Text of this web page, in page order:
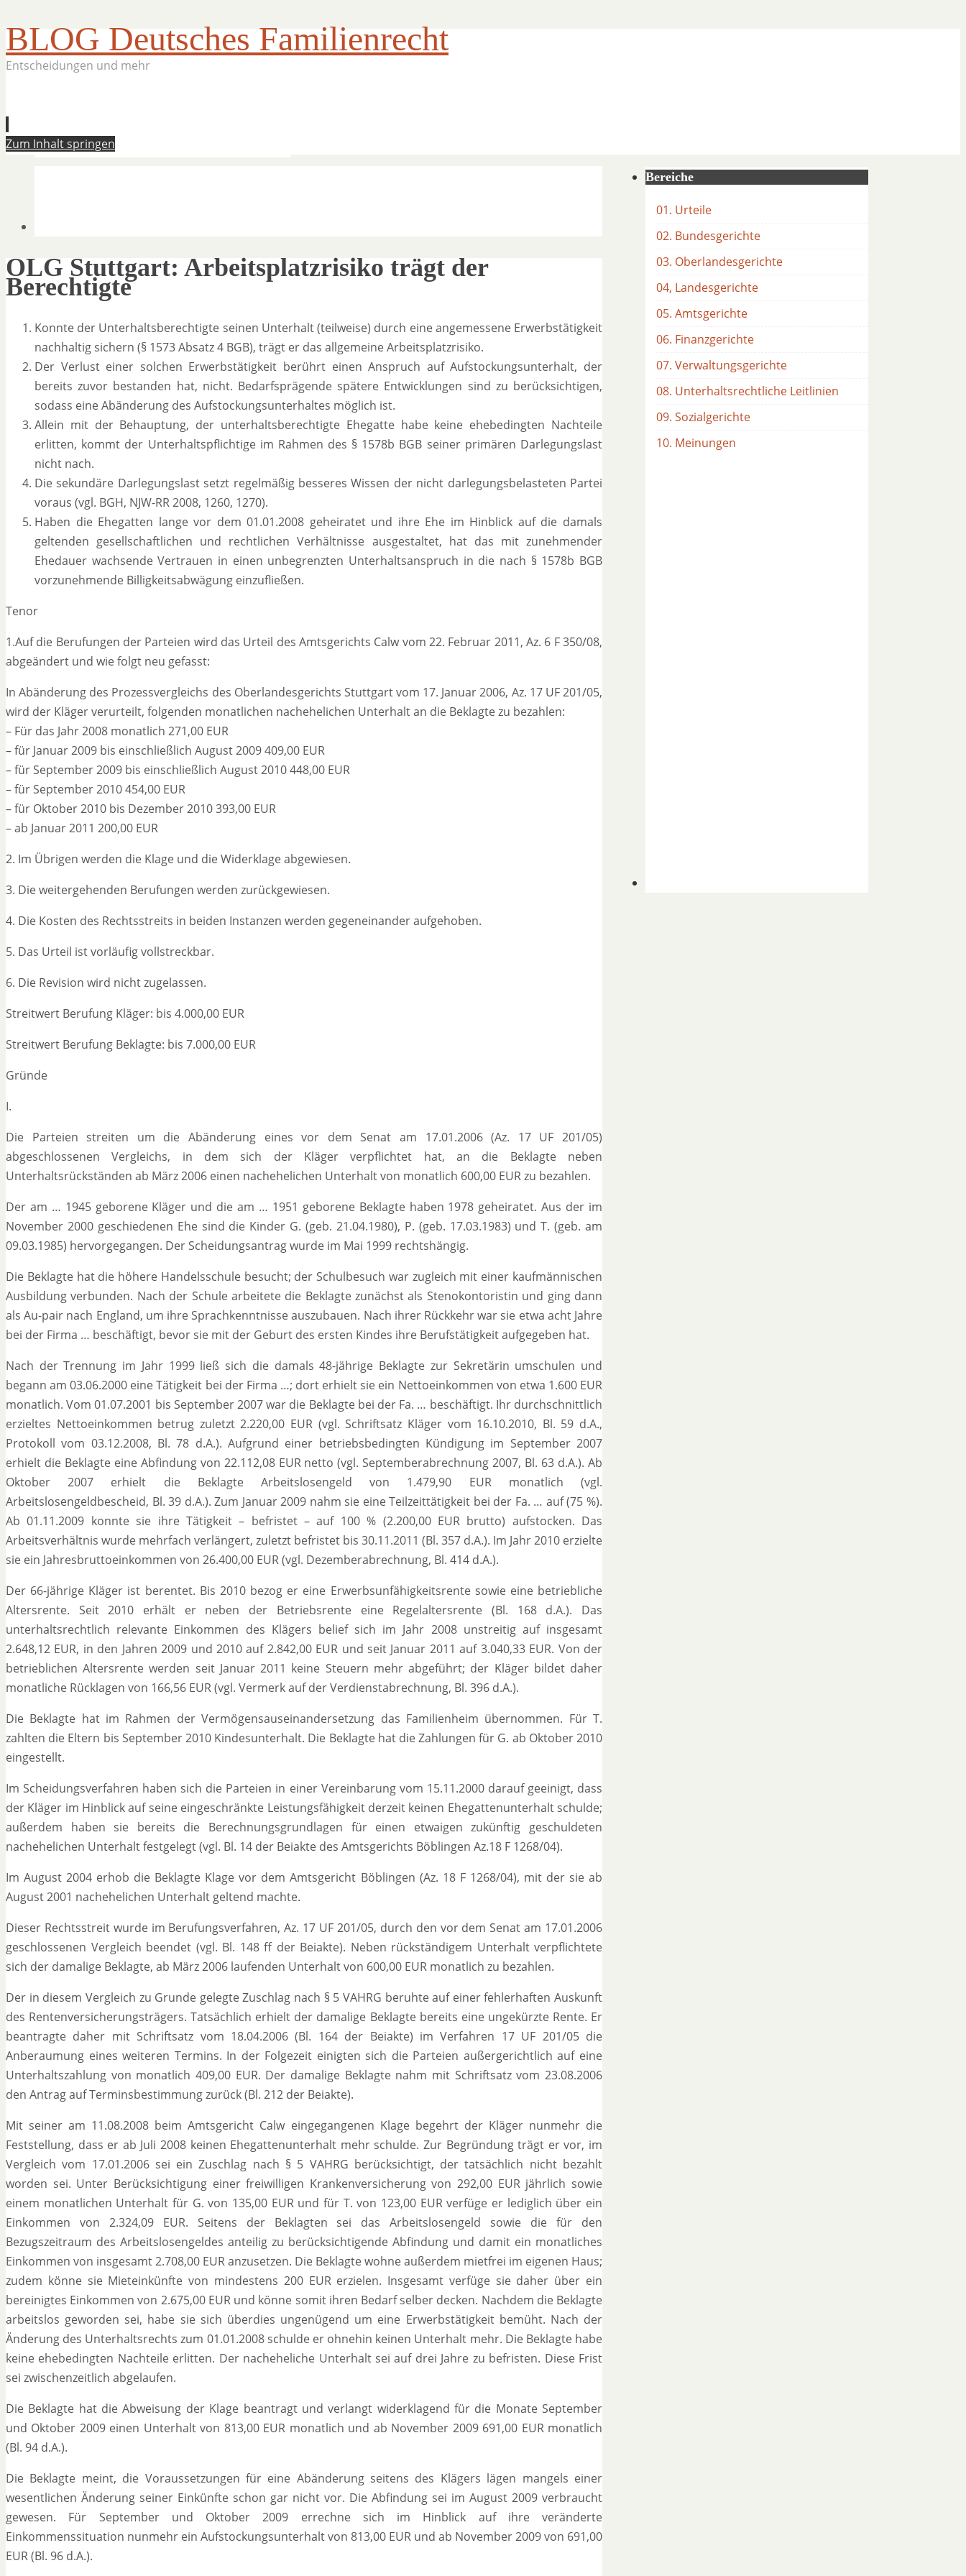
BLOG Deutsches Familienrecht
Entscheidungen und mehr
Zum Inhalt springen
OLG Stuttgart: Arbeitsplatzrisiko trägt der
Berechtigte
Konnte der Unterhaltsberechtigte seinen Unterhalt (teilweise) durch eine angemessene Erwerbstätigkeit
nachhaltig sichern (§ 1573 Absatz 4 BGB), trägt er das allgemeine Arbeitsplatzrisiko.
Der Verlust einer solchen Erwerbstätigkeit berührt einen Anspruch auf Aufstockungsunterhalt, der
bereits zuvor bestanden hat, nicht. Bedarfsprägende spätere Entwicklungen sind zu berücksichtigen,
sodass eine Abänderung des Aufstockungsunterhaltes möglich ist.
Allein mit der Behauptung, der unterhaltsberechtigte Ehegatte habe keine ehebedingten Nachteile
erlitten, kommt der Unterhaltspflichtige im Rahmen des § 1578b BGB seiner primären Darlegungslast
nicht nach.
Die sekundäre Darlegungslast setzt regelmäßig besseres Wissen der nicht darlegungsbelasteten Partei
voraus (vgl. BGH, NJW-RR 2008, 1260, 1270).
Haben die Ehegatten lange vor dem 01.01.2008 geheiratet und ihre Ehe im Hinblick auf die damals
geltenden gesellschaftlichen und rechtlichen Verhältnisse ausgestaltet, hat das mit zunehmender
Ehedauer wachsende Vertrauen in einen unbegrenzten Unterhaltsanspruch in die nach § 1578b BGB
vorzunehmende Billigkeitsabwägung einzufließen.
Tenor
1.Auf die Berufungen der Parteien wird das Urteil des Amtsgerichts Calw vom 22. Februar 2011, Az. 6 F 350/08,
abgeändert und wie folgt neu gefasst:
In Abänderung des Prozessvergleichs des Oberlandesgerichts Stuttgart vom 17. Januar 2006, Az. 17 UF 201/05,
wird der Kläger verurteilt, folgenden monatlichen nachehelichen Unterhalt an die Beklagte zu bezahlen:
– Für das Jahr 2008 monatlich 271,00 EUR
– für Januar 2009 bis einschließlich August 2009 409,00 EUR
– für September 2009 bis einschließlich August 2010 448,00 EUR
– für September 2010 454,00 EUR
– für Oktober 2010 bis Dezember 2010 393,00 EUR
– ab Januar 2011 200,00 EUR
2. Im Übrigen werden die Klage und die Widerklage abgewiesen.
3. Die weitergehenden Berufungen werden zurückgewiesen.
4. Die Kosten des Rechtsstreits in beiden Instanzen werden gegeneinander aufgehoben.
5. Das Urteil ist vorläufig vollstreckbar.
6. Die Revision wird nicht zugelassen.
Streitwert Berufung Kläger: bis 4.000,00 EUR
Streitwert Berufung Beklagte: bis 7.000,00 EUR
Gründe
I.
Die Parteien streiten um die Abänderung eines vor dem Senat am 17.01.2006 (Az. 17 UF 201/05)
abgeschlossenen Vergleichs, in dem sich der Kläger verpflichtet hat, an die Beklagte neben
Unterhaltsrückständen ab März 2006 einen nachehelichen Unterhalt von monatlich 600,00 EUR zu bezahlen.
Der am … 1945 geborene Kläger und die am … 1951 geborene Beklagte haben 1978 geheiratet. Aus der im
November 2000 geschiedenen Ehe sind die Kinder G. (geb. 21.04.1980), P. (geb. 17.03.1983) und T. (geb. am
09.03.1985) hervorgegangen. Der Scheidungsantrag wurde im Mai 1999 rechtshängig.
Die Beklagte hat die höhere Handelsschule besucht; der Schulbesuch war zugleich mit einer kaufmännischen
Ausbildung verbunden. Nach der Schule arbeitete die Beklagte zunächst als Stenokontoristin und ging dann
als Au-pair nach England, um ihre Sprachkenntnisse auszubauen. Nach ihrer Rückkehr war sie etwa acht Jahre
bei der Firma … beschäftigt, bevor sie mit der Geburt des ersten Kindes ihre Berufstätigkeit aufgegeben hat.
Nach der Trennung im Jahr 1999 ließ sich die damals 48-jährige Beklagte zur Sekretärin umschulen und
begann am 03.06.2000 eine Tätigkeit bei der Firma …; dort erhielt sie ein Nettoeinkommen von etwa 1.600 EUR
monatlich. Vom 01.07.2001 bis September 2007 war die Beklagte bei der Fa. … beschäftigt. Ihr durchschnittlich
erzieltes Nettoeinkommen betrug zuletzt 2.220,00 EUR (vgl. Schriftsatz Kläger vom 16.10.2010, Bl. 59 d.A.,
Protokoll vom 03.12.2008, Bl. 78 d.A.). Aufgrund einer betriebsbedingten Kündigung im September 2007
erhielt die Beklagte eine Abfindung von 22.112,08 EUR netto (vgl. Septemberabrechnung 2007, Bl. 63 d.A.). Ab
Oktober 2007 erhielt die Beklagte Arbeitslosengeld von 1.479,90 EUR monatlich (vgl.
Arbeitslosengeldbescheid, Bl. 39 d.A.). Zum Januar 2009 nahm sie eine Teilzeittätigkeit bei der Fa. … auf (75 %).
Ab 01.11.2009 konnte sie ihre Tätigkeit – befristet – auf 100 % (2.200,00 EUR brutto) aufstocken. Das
Arbeitsverhältnis wurde mehrfach verlängert, zuletzt befristet bis 30.11.2011 (Bl. 357 d.A.). Im Jahr 2010 erzielte
sie ein Jahresbruttoeinkommen von 26.400,00 EUR (vgl. Dezemberabrechnung, Bl. 414 d.A.).
Der 66-jährige Kläger ist berentet. Bis 2010 bezog er eine Erwerbsunfähigkeitsrente sowie eine betriebliche
Altersrente. Seit 2010 erhält er neben der Betriebsrente eine Regelaltersrente (Bl. 168 d.A.). Das
unterhaltsrechtlich relevante Einkommen des Klägers belief sich im Jahr 2008 unstreitig auf insgesamt
2.648,12 EUR, in den Jahren 2009 und 2010 auf 2.842,00 EUR und seit Januar 2011 auf 3.040,33 EUR. Von der
betrieblichen Altersrente werden seit Januar 2011 keine Steuern mehr abgeführt; der Kläger bildet daher
monatliche Rücklagen von 166,56 EUR (vgl. Vermerk auf der Verdienstabrechnung, Bl. 396 d.A.).
Die Beklagte hat im Rahmen der Vermögensauseinandersetzung das Familienheim übernommen. Für T.
zahlten die Eltern bis September 2010 Kindesunterhalt. Die Beklagte hat die Zahlungen für G. ab Oktober 2010
eingestellt.
Im Scheidungsverfahren haben sich die Parteien in einer Vereinbarung vom 15.11.2000 darauf geeinigt, dass
der Kläger im Hinblick auf seine eingeschränkte Leistungsfähigkeit derzeit keinen Ehegattenunterhalt schulde;
außerdem haben sie bereits die Berechnungsgrundlagen für einen etwaigen zukünftig geschuldeten
nachehelichen Unterhalt festgelegt (vgl. Bl. 14 der Beiakte des Amtsgerichts Böblingen Az.18 F 1268/04).
Im August 2004 erhob die Beklagte Klage vor dem Amtsgericht Böblingen (Az. 18 F 1268/04), mit der sie ab
August 2001 nachehelichen Unterhalt geltend machte.
Dieser Rechtsstreit wurde im Berufungsverfahren, Az. 17 UF 201/05, durch den vor dem Senat am 17.01.2006
geschlossenen Vergleich beendet (vgl. Bl. 148 ff der Beiakte). Neben rückständigem Unterhalt verpflichtete
sich der damalige Beklagte, ab März 2006 laufenden Unterhalt von 600,00 EUR monatlich zu bezahlen.
Der in diesem Vergleich zu Grunde gelegte Zuschlag nach § 5 VAHRG beruhte auf einer fehlerhaften Auskunft
des Rentenversicherungsträgers. Tatsächlich erhielt der damalige Beklagte bereits eine ungekürzte Rente. Er
beantragte daher mit Schriftsatz vom 18.04.2006 (Bl. 164 der Beiakte) im Verfahren 17 UF 201/05 die
Anberaumung eines weiteren Termins. In der Folgezeit einigten sich die Parteien außergerichtlich auf eine
Unterhaltszahlung von monatlich 409,00 EUR. Der damalige Beklagte nahm mit Schriftsatz vom 23.08.2006
den Antrag auf Terminsbestimmung zurück (Bl. 212 der Beiakte).
Mit seiner am 11.08.2008 beim Amtsgericht Calw eingegangenen Klage begehrt der Kläger nunmehr die
Feststellung, dass er ab Juli 2008 keinen Ehegattenunterhalt mehr schulde. Zur Begründung trägt er vor, im
Vergleich vom 17.01.2006 sei ein Zuschlag nach § 5 VAHRG berücksichtigt, der tatsächlich nicht bezahlt
worden sei. Unter Berücksichtigung einer freiwilligen Krankenversicherung von 292,00 EUR jährlich sowie
einem monatlichen Unterhalt für G. von 135,00 EUR und für T. von 123,00 EUR verfüge er lediglich über ein
Einkommen von 2.324,09 EUR. Seitens der Beklagten sei das Arbeitslosengeld sowie die für den
Bezugszeitraum des Arbeitslosengeldes anteilig zu berücksichtigende Abfindung und damit ein monatliches
Einkommen von insgesamt 2.708,00 EUR anzusetzen. Die Beklagte wohne außerdem mietfrei im eigenen Haus;
zudem könne sie Mieteinkünfte von mindestens 200 EUR erzielen. Insgesamt verfüge sie daher über ein
bereinigtes Einkommen von 2.675,00 EUR und könne somit ihren Bedarf selber decken. Nachdem die Beklagte
arbeitslos geworden sei, habe sie sich überdies ungenügend um eine Erwerbstätigkeit bemüht. Nach der
Änderung des Unterhaltsrechts zum 01.01.2008 schulde er ohnehin keinen Unterhalt mehr. Die Beklagte habe
keine ehebedingten Nachteile erlitten. Der nacheheliche Unterhalt sei auf drei Jahre zu befristen. Diese Frist
sei zwischenzeitlich abgelaufen.
Die Beklagte hat die Abweisung der Klage beantragt und verlangt widerklagend für die Monate September
und Oktober 2009 einen Unterhalt von 813,00 EUR monatlich und ab November 2009 691,00 EUR monatlich
(Bl. 94 d.A.).
Die Beklagte meint, die Voraussetzungen für eine Abänderung seitens des Klägers lägen mangels einer
wesentlichen Änderung seiner Einkünfte schon gar nicht vor. Die Abfindung sei im August 2009 verbraucht
gewesen. Für September und Oktober 2009 errechne sich im Hinblick auf ihre veränderte
Einkommenssituation nunmehr ein Aufstockungsunterhalt von 813,00 EUR und ab November 2009 von 691,00
EUR (Bl. 96 d.A.).
Bereiche
01. Urteile
02. Bundesgerichte
03. Oberlandesgerichte
04, Landesgerichte
05. Amtsgerichte
06. Finanzgerichte
07. Verwaltungsgerichte
08. Unterhaltsrechtliche Leitlinien
09. Sozialgerichte
10. Meinungen